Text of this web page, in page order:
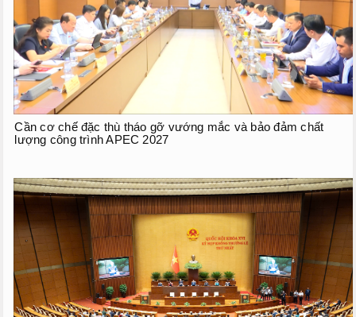
Cần cơ chế đặc thù tháo gỡ vướng mắc và bảo đảm chất
lượng công trình APEC 2027